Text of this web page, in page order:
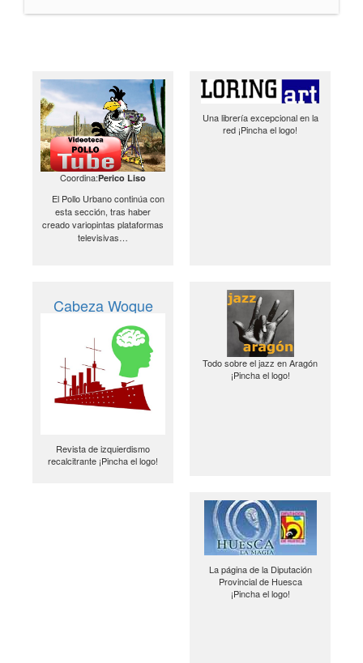
Coordina:Perico Liso
El Pollo Urbano continúa con
esta sección, tras haber
creado variopintas plataformas
televisivas…
Una librería excepcional en la
red ¡Pincha el logo!
Cabeza Woque
Revista de izquierdismo
recalcitrante ¡Pincha el logo!
Todo sobre el jazz en Aragón
¡Pincha el logo!
La página de la Diputación
Provincial de Huesca
¡Pincha el logo!